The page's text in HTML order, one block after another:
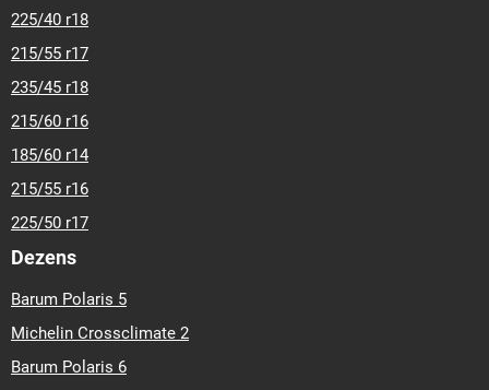
225/40 r18
215/55 r17
235/45 r18
215/60 r16
185/60 r14
215/55 r16
225/50 r17
Dezens
Barum Polaris 5
Michelin Crossclimate 2
Barum Polaris 6